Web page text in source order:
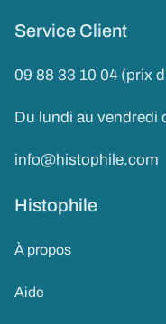
Service Client
09 88 33 10 04 (prix
Du lundi au vendredi
info@histophile.com
Histophile
À propos
Aide